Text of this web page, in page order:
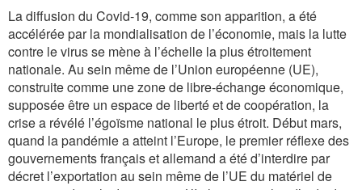
La diffusion du Covid-19, comme son apparition, a été
accélérée par la mondialisation de l’économie, mais la lutte
contre le virus se mène à l’échelle la plus étroitement
nationale. Au sein même de l’Union européenne (UE),
construite comme une zone de libre-échange économique,
supposée être un espace de liberté et de coopération, la
crise a révélé l’égoïsme national le plus étroit. Début mars,
quand la pandémie a atteint l’Europe, le premier réflexe des
gouvernements français et allemand a été d’interdire par
décret l’exportation au sein même de l’UE du matériel de